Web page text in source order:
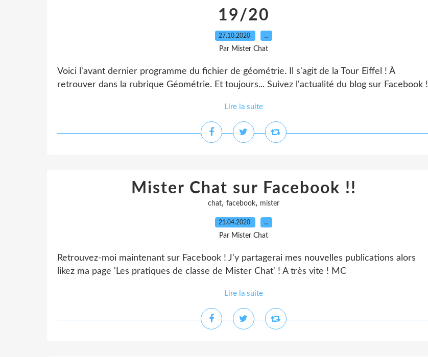
19/20
27.10.2020 …
Par Mister Chat
Voici l'avant dernier programme du fichier de géométrie. Il s'agit de la Tour Eiffel ! À
retrouver dans la rubrique Géométrie. Et toujours... Suivez l'actualité du blog sur Facebook !
Lire la suite
Mister Chat sur Facebook !!
chat, facebook, mister
21.04.2020 …
Par Mister Chat
Retrouvez-moi maintenant sur Facebook ! J'y partagerai mes nouvelles publications alors
likez ma page 'Les pratiques de classe de Mister Chat' ! A très vite ! MC
Lire la suite